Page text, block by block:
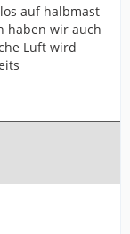
auf halbmast
haben wir auch
Luft wird